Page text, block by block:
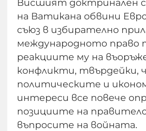
Висшият доктринален
на Ватикана обвини
съюз в избирателно
международното право
реакциите му на
конфликти, твърдейки,
политическите и
интереси все повече
позициите на
въпросите на войната.